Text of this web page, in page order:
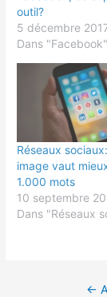
outil?
5 décembre
Dans "Facebook"
Réseaux
image vaut
1.000 mots
10 septembre
Dans "Réseaux
←